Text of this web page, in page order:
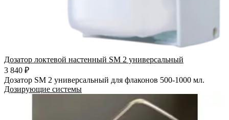
Дозатор локтевой настенный SM 2 универсальный
3 840 ₽
Дозатор SM 2 универсальный для флаконов 500-1000 мл.
Дозирующие системы